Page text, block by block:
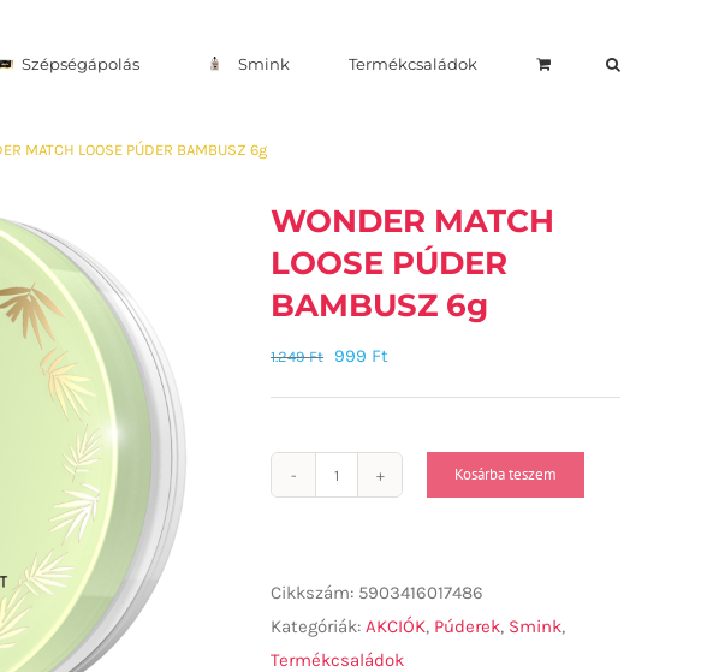
Szépségápolás Smink Termékcsaládok
MATCH LOOSE PÚDER BAMBUSZ 6g
WONDER MATCH
LOOSE PÚDER
BAMBUSZ 6g
1.249Ft 999 Ft
WONDER
PÚDER
BAMBUSZ
6g
Kosárba teszem
Cikkszám: 5903416017486
Kategóriák:AKCIÓK, Púderek, Smink,
Termékcsaládok